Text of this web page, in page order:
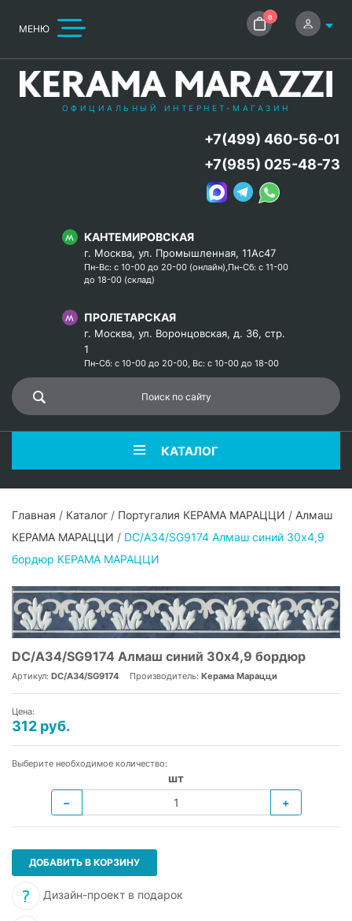
МЕНЮ
0
ОФИЦИАЛЬНЫЙ ИНТЕРНЕТ-МАГАЗИН
КАНТЕМИРОВСКАЯ
г. Москва, ул. Промышленная, 11Ас47
Пн-Вс: с 10-00 до 20-00 (онлайн),Пн-Сб: с 11-00
до 18-00 (склад)
ПРОЛЕТАРСКАЯ
г. Москва, ул. Воронцовская, д. 36, стр.
1
Пн-Сб: с 10-00 до 20-00, Вс: с 10-00 до 18-00
+7(499) 460-56-01
+7(985) 025-48-73
КАТАЛОГ
Главная / Каталог / Португалия КЕРАМА МАРАЦЦИ / Алмаш
КЕРАМА МАРАЦЦИ / DC/A34/SG9174 Алмаш синий 30х4,9
бордюр КЕРАМА МАРАЦЦИ
DC/A34/SG9174 Алмаш синий 30х4,9 бордюр
Артикул: DC/A34/SG9174 Производитель: Керама Марацци
Цена:
312 руб.
Выберите необходимое количество:
шт
−
+
ДОБАВИТЬ В КОРЗИНУ
Дизайн-проект в подарок